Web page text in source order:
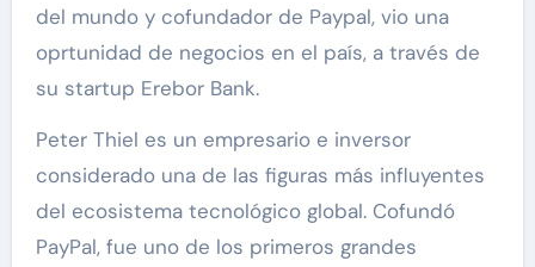
del mundo y cofundador de Paypal, vio una
oprtunidad de negocios en el país, a través de
su startup Erebor Bank.
Peter Thiel es un empresario e inversor
considerado una de las figuras más influyentes
del ecosistema tecnológico global. Cofundó
PayPal, fue uno de los primeros grandes